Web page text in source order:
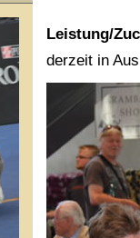
Leistung/
derzeit in